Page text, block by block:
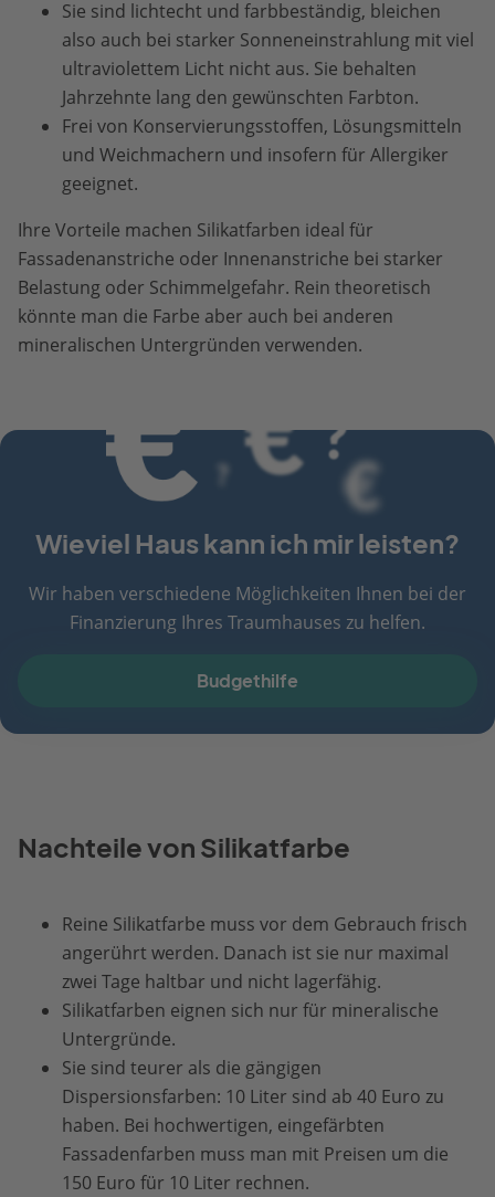
Sie sind lichtecht und farbbeständig, bleichen
also auch bei starker Sonneneinstrahlung mit viel
ultraviolettem Licht nicht aus. Sie behalten
Jahrzehnte lang den gewünschten Farbton.
Frei von Konservierungsstoffen, Lösungsmitteln
und Weichmachern und insofern für Allergiker
geeignet.
Ihre Vorteile machen Silikatfarben ideal für
Fassadenanstriche oder Innenanstriche bei starker
Belastung oder Schimmelgefahr. Rein theoretisch
könnte man die Farbe aber auch bei anderen
mineralischen Untergründen verwenden.
Wieviel Haus kann ich mir leisten?
Wir haben verschiedene Möglichkeiten Ihnen bei der
Finanzierung Ihres Traumhauses zu helfen.
Budgethilfe
Nachteile von Silikatfarbe
Reine Silikatfarbe muss vor dem Gebrauch frisch
angerührt werden. Danach ist sie nur maximal
zwei Tage haltbar und nicht lagerfähig.
Silikatfarben eignen sich nur für mineralische
Untergründe.
Sie sind teurer als die gängigen
Dispersionsfarben: 10 Liter sind ab 40 Euro zu
haben. Bei hochwertigen, eingefärbten
Fassadenfarben muss man mit Preisen um die
150 Euro für 10 Liter rechnen.